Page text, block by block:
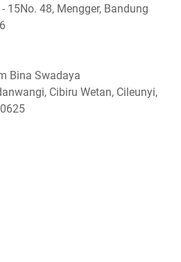
15No. 48, Mengger, Bandung
Bina Swadaya
Cibiru Wetan, Cileunyi,